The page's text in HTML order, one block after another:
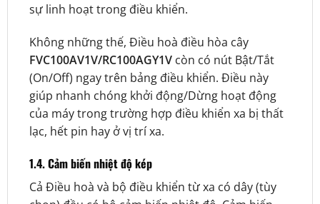
sự linh hoạt trong điều khiển.
Không những thế, Điều hoà điều hòa cây
FVC100AV1V/RC100AGY1Vcòn có nút Bật/Tắt
(On/Off) ngay trên bảng điều khiển. Điều này
giúp nhanh chóng khởi động/Dừng hoạt động
của máy trong trường hợp điều khiển xa bị thất
lạc, hết pin hay ở vị trí xa.
1.4. Cảm biến nhiệt độ kép
Cả Điều hoà và bộ điều khiển từ xa có dây (tùy